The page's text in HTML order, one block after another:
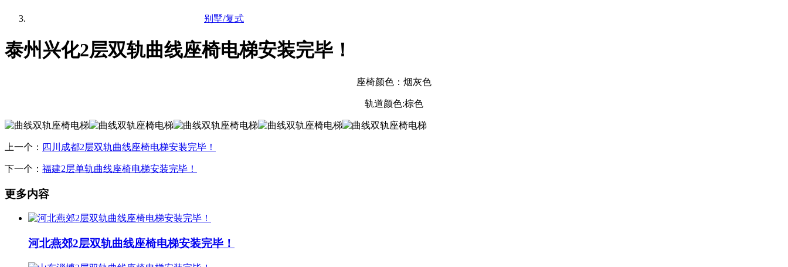
别墅/复式
泰州兴化2层双轨曲线座椅电梯安装完毕！
座椅颜色：烟灰色
轨道颜色:棕色
上一个： 四川成都2层双轨曲线座椅电梯安装完毕！
下一个： 福建2层单轨曲线座椅电梯安装完毕！
更多内容
河北燕郊2层双轨曲线座椅电梯安装完毕！